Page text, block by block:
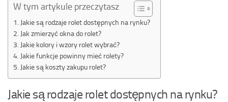
W tym artykule przeczytasz
Jakie są rodzaje rolet dostępnych na rynku?
Jak zmierzyć okna do rolet?
Jakie kolory i wzory rolet wybrać?
Jakie funkcje powinny mieć rolety?
Jakie są koszty zakupu rolet?
Jakie są rodzaje rolet dostępnych na rynku?